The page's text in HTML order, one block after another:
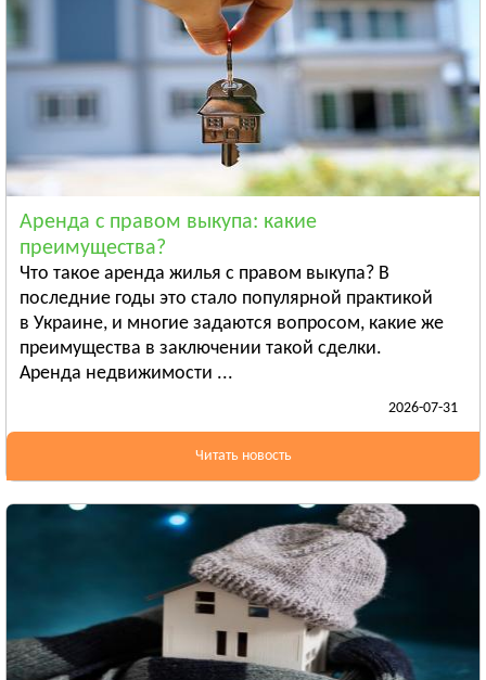
Смотреть всё
КИРОВОГРАДСКАЯ ОБЛАСТЬ
Александрия
Гайворон
Смотреть всё
ЛУГАНСКАЯ ОБЛАСТЬ
Алчевск
Рубежное
Александровск
Смотреть всё
ЛЬВОВСКАЯ ОБЛАСТЬ
Стрый
НИКОЛАЕВСКАЯ ОБЛАСТЬ
Новая Одесса
Смотреть всё
ОДЕССКАЯ ОБЛАСТЬ
Аренда с правом выкупа: какие
преимущества?
Что такое аренда жилья с правом выкупа? В
последние годы это стало популярной практикой
в Украине, и многие задаются вопросом, какие же
преимущества в заключении такой сделки.
Аренда недвижимости ...
2026-07-31
Читать новость